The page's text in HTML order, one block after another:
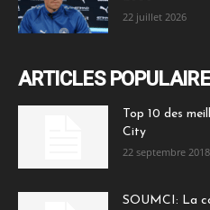
22 juillet 2026
ARTICLES
Top 10 des
City
22 septembre 2018
SOUMCI: La